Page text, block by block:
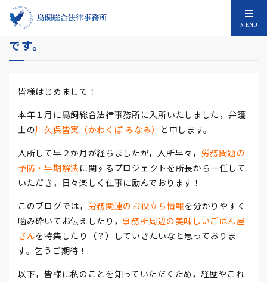
MENU
【自己紹介】はじめまして，弁護士の川久保
です。
皆様はじめまして！
本年１月に鳥飼総合法律事務所に入所いたしました，弁護
士の川久保皆実（かわくぼ みなみ）
と申します。
入所して早２か月が経ちましたが，入所早々， 労務問題の
予防・早期解決に関するプロジェクトを所長から一任して
いただき，日々楽しく仕事に励んでおります！
このブログでは， 労務関連のお役立ち情報を分かりやすく
噛み砕いてお伝えしたり，事務所周辺の美味しいごはん屋
さんを特集したり（？）していきたいなと思っておりま
す。乞うご期待！
以下，皆様に私のことを知っていただくため，経歴やこれ